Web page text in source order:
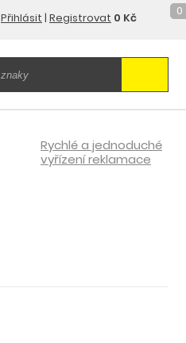
Přihlásit | Registrovat 0 Kč 0
Rychlé a jednoduché
vyřízení reklamace